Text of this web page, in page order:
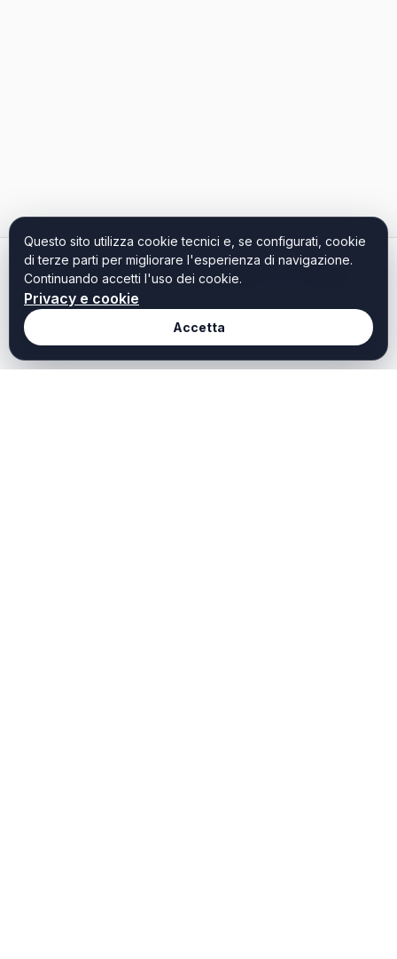
Arrivo
11 ago 2026
Partenza
17 ago 2026
Ospiti
Modifica
Seleziona almeno una struttura
Questo sito utilizza cookie tecnici e, se configurati, cookie
di terze parti per migliorare l'esperienza di navigazione.
Continuando accetti l'uso dei cookie.
Privacy e cookie
Accetta